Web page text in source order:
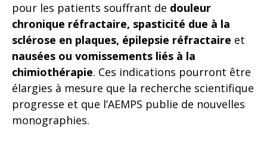
pour les patients souffrant de douleur
chronique réfractaire, spasticité due à la
sclérose en plaques, épilepsie réfractaire et
nausées ou vomissements liés à la
chimiothérapie. Ces indications pourront être
élargies à mesure que la recherche scientifique
progresse et que l’AEMPS publie de nouvelles
monographies.